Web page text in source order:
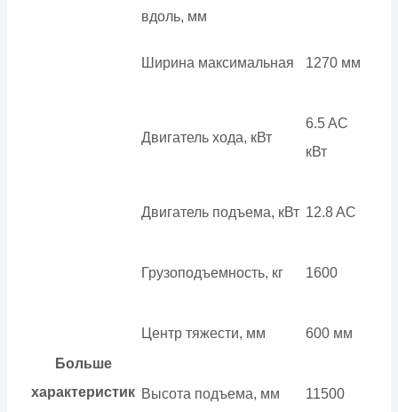
Больше
характеристик
вдоль, мм
Ширина максимальная 1270 мм
Двигатель хода, кВт
6.5 AC
кВт
Двигатель подъема, кВт 12.8 AC
Грузоподъемность, кг 1600
Центр тяжести, мм 600 мм
Высота подъема, мм 11500